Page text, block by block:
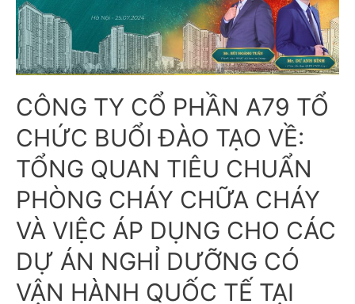
CÔNG TY CỔ PHẦN A79 TỔ
CHỨC BUỔI ĐÀO TẠO VỀ:
TỔNG QUAN TIÊU CHUẨN
PHÒNG CHÁY CHỮA CHÁY
VÀ VIỆC ÁP DỤNG CHO CÁC
DỰ ÁN NGHỈ DƯỠNG CÓ
VẬN HÀNH QUỐC TẾ TẠI